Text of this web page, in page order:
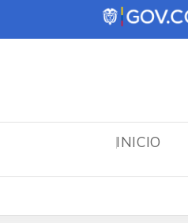
INICIO